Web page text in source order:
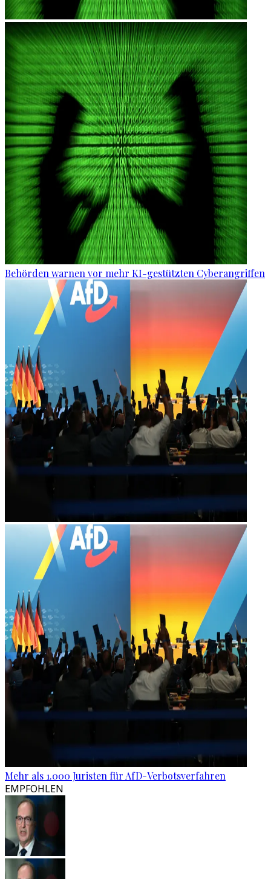
Behörden warnen vor mehr KI-gestützten Cyberangriffen
Mehr als 1.000 Juristen für AfD-Verbotsverfahren
EMPFOHLEN